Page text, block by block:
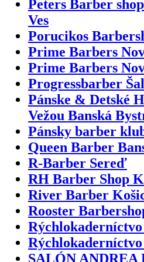
Peters Barber
Ves
Porucikos
Prime Barbers
Prime Barbers
Progressbarber
Pánske & Detské
Vežou Banská
Pánsky barber
Queen Barber
R-Barber Sereď
RH Barber Shop
River Barber
Rooster
SALÓN ANDREA